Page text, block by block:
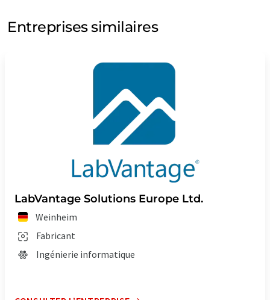
Entreprises similaires
LabVantage Solutions Europe Ltd.
Weinheim
Fabricant
Ingénierie informatique